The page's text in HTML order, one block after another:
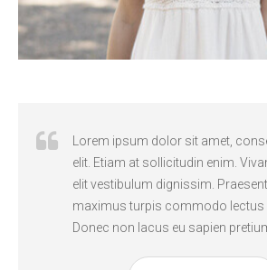
Lorem ipsum dolor sit amet,
elit. Etiam at sollicitudin enim.
elit vestibulum dignissim.
maximus turpis commodo lectus
Donec non lacus eu sapien